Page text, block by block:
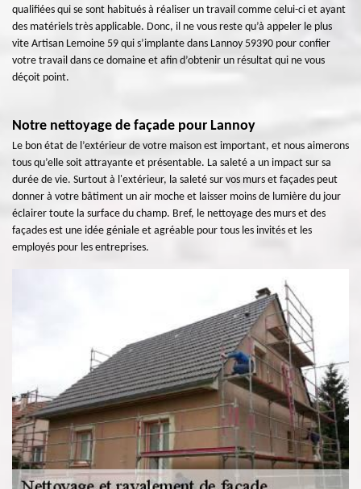
qualifiées qui se sont habitués à réaliser un travail comme celui-ci et ayant
des matériels très applicable. Donc, il ne vous reste qu’à appeler le plus
vite Artisan Lemoine 59 qui s’implante dans Lannoy 59390 pour confier
votre travail dans ce domaine et afin d’obtenir un résultat qui ne vous
déçoit point.
Notre nettoyage de façade pour Lannoy
Le bon état de l’extérieur de votre maison est important, et nous aimerons
tous qu’elle soit attrayante et présentable. La saleté a un impact sur sa
durée de vie. Surtout à l'extérieur, la saleté sur vos murs et façades peut
donner à votre bâtiment un air moche et laisser moins de lumière du jour
éclairer toute la surface du champ. Bref, le nettoyage des murs et des
façades est une idée géniale et agréable pour tous les invités et les
employés pour les entreprises.